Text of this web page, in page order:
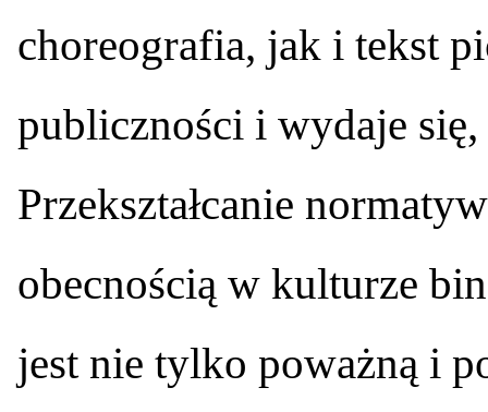
choreografia, jak i tekst
publiczności i wydaje
Przekształcanie
obecnością w kulturze
jest nie tylko poważną i